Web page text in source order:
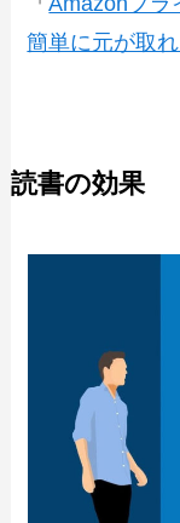
簡単に元が取れ
読書の効果